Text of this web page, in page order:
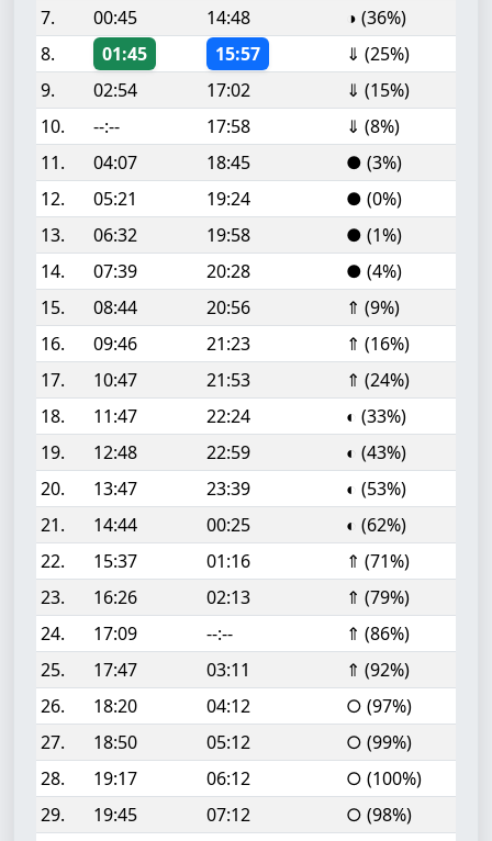
7.
00:45 14:48
◑ (36%)
8.
01:45 15:57
⇓ (25%)
9.
02:54 17:02
⇓ (15%)
10.
--:-- 17:58
⇓ (8%)
11.
04:07 18:45
● (3%)
12.
05:21 19:24
● (0%)
13.
06:32 19:58
● (1%)
14.
07:39 20:28
● (4%)
15.
08:44 20:56
⇑ (9%)
16.
09:46 21:23
⇑ (16%)
17.
10:47 21:53
⇑ (24%)
18.
11:47 22:24
◐ (33%)
19.
12:48 22:59
◐ (43%)
20.
13:47 23:39
◐ (53%)
21.
14:44 00:25
◐ (62%)
22.
15:37 01:16
⇑ (71%)
23.
16:26 02:13
⇑ (79%)
24.
17:09 --:--
⇑ (86%)
25.
17:47 03:11
⇑ (92%)
26.
18:20 04:12
○ (97%)
27.
18:50 05:12
○ (99%)
28.
19:17 06:12
○ (100%)
29.
19:45 07:12
○ (98%)